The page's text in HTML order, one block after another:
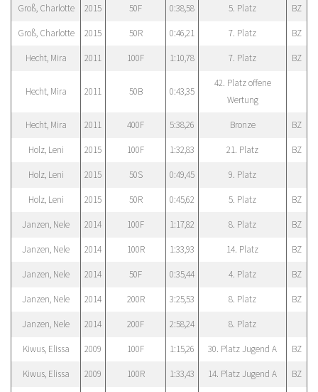
Groß, Charlotte 2015 50F 0:38,58 5. Platz BZ
Groß, Charlotte 2015 50R 0:46,21 7. Platz BZ
Hecht, Mira 2011 100F 1:10,78 7. Platz BZ
Hecht, Mira 2011 50B 0:43,35
42. Platz offene
Wertung
Hecht, Mira 2011 400F 5:38,26 Bronze BZ
Holz, Leni 2015 100F 1:32,83 21. Platz BZ
Holz, Leni 2015 50S 0:49,45 9. Platz
Holz, Leni 2015 50R 0:45,62 5. Platz BZ
Janzen, Nele 2014 100F 1:17,82 8. Platz BZ
Janzen, Nele 2014 100R 1:33,93 14. Platz BZ
Janzen, Nele 2014 50F 0:35,44 4. Platz BZ
Janzen, Nele 2014 200R 3:25,53 8. Platz BZ
Janzen, Nele 2014 200F 2:58,24 8. Platz
Kiwus, Elissa 2009 100F 1:15,26 30. Platz Jugend A BZ
Kiwus, Elissa 2009 100R 1:33,43 14. Platz Jugend A BZ